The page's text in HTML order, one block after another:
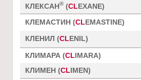
КЛЕКСАН® (CLEXANE)
КЛЕМАСТИН (CL EMASTINE)
КЛЕНИЛ (CL ENIL)
КЛИМАРА (CL IMARA)
КЛИМЕН (CL IMEN)